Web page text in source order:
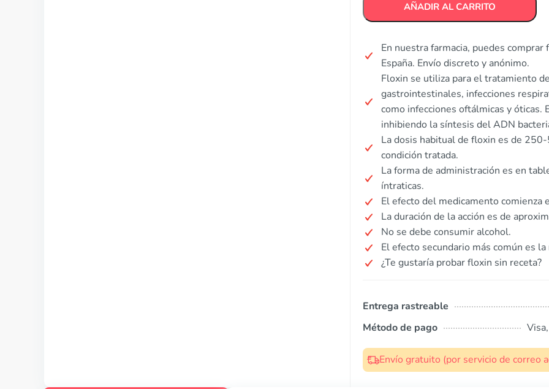
AÑADIR AL CARRITO
En nuestra farmacia, puedes
España. Envío discreto y anónimo.
Floxin se utiliza para el tratamiento
gastrointestinales, infecciones
como infecciones oftálmicas y óticas.
inhibiendo la síntesis del ADN
La dosis habitual de floxin es de
condición tratada.
La forma de administración es en
íntraticas.
El efecto del medicamento comienza
La duración de la acción es de
No se debe consumir alcohol.
El efecto secundario más común es la
¿Te gustaría probar floxin sin receta?
Entrega rastreable
Método de pago
Envío gratuito (por servicio de correo